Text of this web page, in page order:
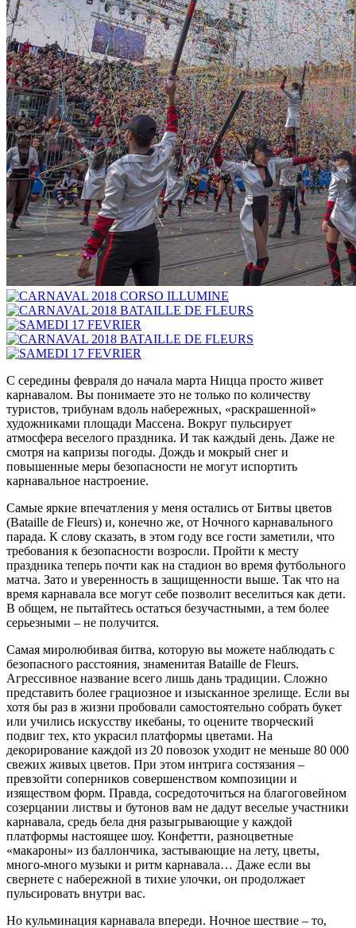
С середины февраля до начала марта Ницца просто живет
карнавалом. Вы понимаете это не только по количеству
туристов, трибунам вдоль набережных, «раскрашенной»
художниками площади Массена. Вокруг пульсирует
атмосфера веселого праздника. И так каждый день. Даже не
смотря на капризы погоды. Дождь и мокрый снег и
повышенные меры безопасности не могут испортить
карнавальное настроение.
Самые яркие впечатления у меня остались от Битвы цветов
(Bataille de Fleurs) и, конечно же, от Ночного карнавального
парада. К слову сказать, в этом году все гости заметили, что
требования к безопасности возросли. Пройти к месту
праздника теперь почти как на стадион во время футбольного
матча. Зато и уверенность в защищенности выше. Так что на
время карнавала все могут себе позволит веселиться как дети.
В общем, не пытайтесь остаться безучастными, а тем более
серьезными – не получится.
Самая миролюбивая битва, которую вы можете наблюдать с
безопасного расстояния, знаменитая Bataille de Fleurs.
Агрессивное название всего лишь дань традиции. Сложно
представить более грациозное и изысканное зрелище. Если вы
хотя бы раз в жизни пробовали самостоятельно собрать букет
или учились искусству икебаны, то оцените творческий
подвиг тех, кто украсил платформы цветами. На
декорирование каждой из 20 повозок уходит не меньше 80 000
свежих живых цветов. При этом интрига состязания –
превзойти соперников совершенством композиции и
изяществом форм. Правда, сосредоточиться на благоговейном
созерцании листвы и бутонов вам не дадут веселые участники
карнавала, средь бела дня разыгрывающие у каждой
платформы настоящее шоу. Конфетти, разноцветные
«макароны» из баллончика, застывающие на лету, цветы,
много-много музыки и ритм карнавала… Даже если вы
свернете с набережной в тихие улочки, он продолжает
пульсировать внутри вас.
Но кульминация карнавала впереди. Ночное шествие – то,